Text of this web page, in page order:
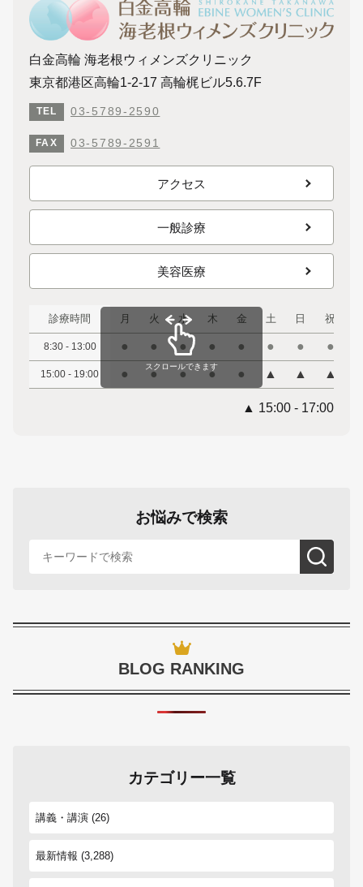
白金高輪 海老根ウィメンズクリニック
東京都港区高輪1-2-17 高輪梶ビル5.6.7F
TEL 03-5789-2590
FAX 03-5789-2591
アクセス
一般診療
美容医療
診療時間 月 火 水 木 金 土 日 祝
8:30 - 13:00 ● ● ● ● ● ● ● ●
15:00 - 19:00 ● ● ● ● ● ▲ ▲ ▲
スクロールできます
▲ 15:00 - 17:00
お悩みで検索
BLOG RANKING
カテゴリー一覧
講義・講演 (26)
最新情報 (3,288)